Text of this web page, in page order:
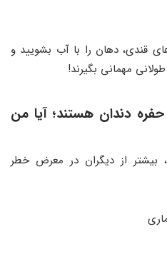
قندی، دهان را با آب بشویید و
مهمانی بگیرند!
دندان هستند؛ آیا من
بیشتر از دیگران در معرض خطر